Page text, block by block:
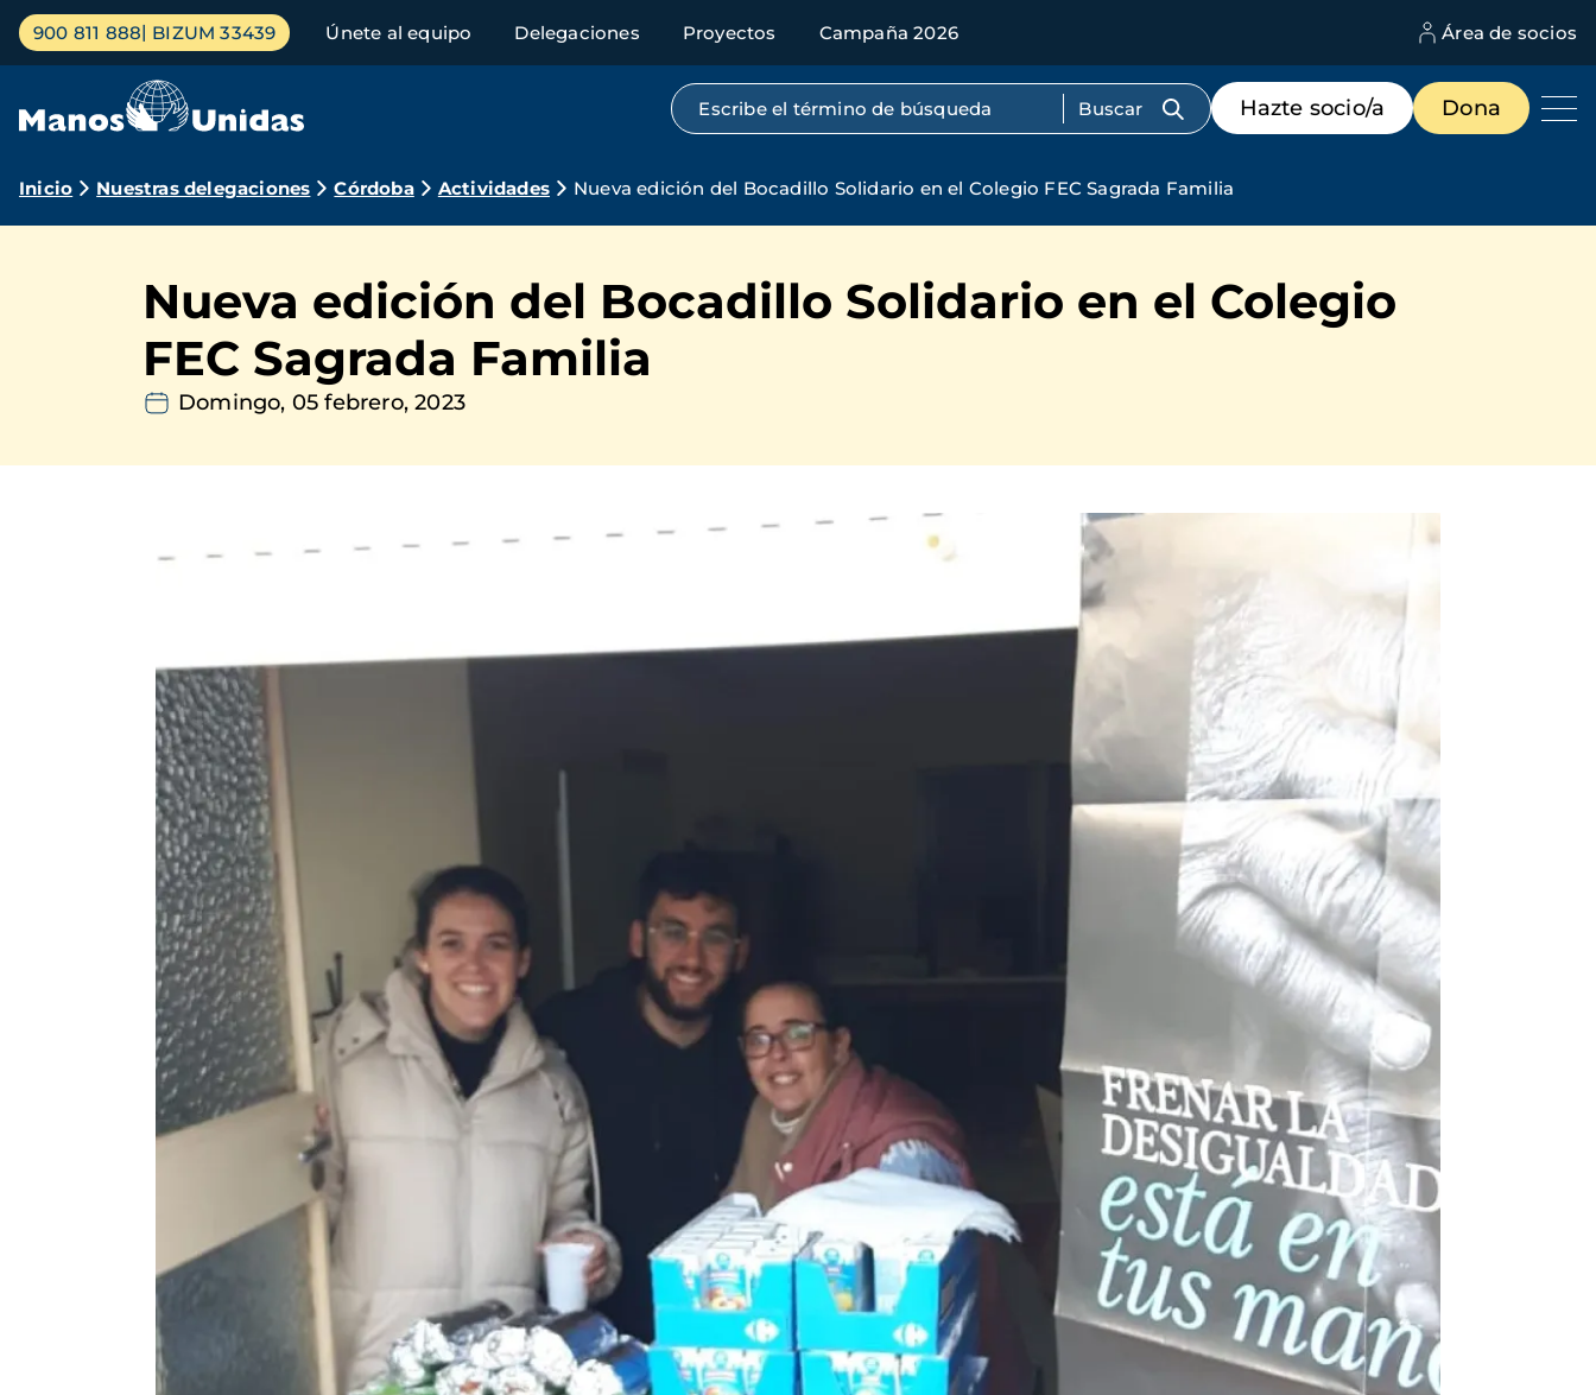
Pasar
contenido
Menú
principal
900 811 888 BIZUM 33439 Únete al equipo Delegaciones Proyectos Campaña 2026 Área de socios
Búsqueda por texto completo
Menú
de
destacados
Hazte socio/a Dona
Ruta
navegación
Inicio Nuestras delegaciones Córdoba Actividades Nueva edición del Bocadillo Solidario en el Colegio FEC Sagrada Familia
Nueva edición del Bocadillo Solidario en el Colegio
FEC Sagrada Familia
Domingo, 05 febrero, 2023